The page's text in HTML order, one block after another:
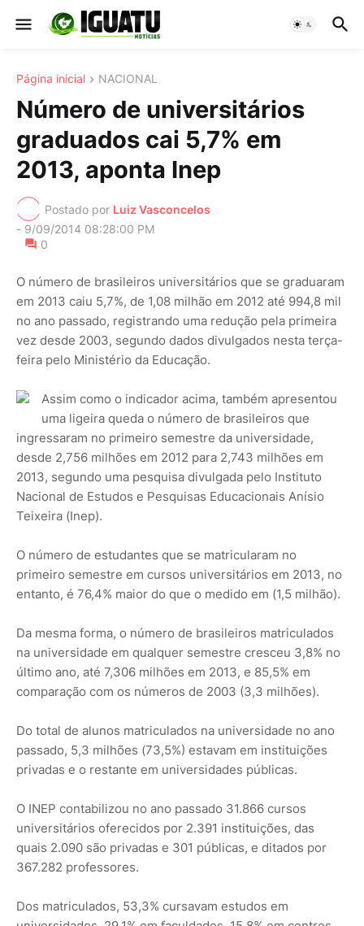
Página inicial NACIONAL
Número de universitários
graduados cai 5,7% em
2013, aponta Inep
Postado por Luiz Vasconcelos
- 9/09/2014 08:28:00 PM
0
O número de brasileiros universitários que se graduaram
em 2013 caiu 5,7%, de 1,08 milhão em 2012 até 994,8 mil
no ano passado, registrando uma redução pela primeira
vez desde 2003, segundo dados divulgados nesta terça-
feira pelo Ministério da Educação.
Assim como o indicador acima, também apresentou
uma ligeira queda o número de brasileiros que
ingressaram no primeiro semestre da universidade,
desde 2,756 milhões em 2012 para 2,743 milhões em
2013, segundo uma pesquisa divulgada pelo Instituto
Nacional de Estudos e Pesquisas Educacionais Anísio
Teixeira (Inep).
O número de estudantes que se matricularam no
primeiro semestre em cursos universitários em 2013, no
entanto, é 76,4% maior do que o medido em (1,5 milhão).
Da mesma forma, o número de brasileiros matriculados
na universidade em qualquer semestre cresceu 3,8% no
último ano, até 7,306 milhões em 2013, e 85,5% em
comparação com os números de 2003 (3,3 milhões).
Do total de alunos matriculados na universidade no ano
passado, 5,3 milhões (73,5%) estavam em instituições
privadas e o restante em universidades públicas.
O INEP contabilizou no ano passado 31.866 cursos
universitários oferecidos por 2.391 instituições, das
quais 2.090 são privadas e 301 públicas, e ditados por
367.282 professores.
Dos matriculados, 53,3% cursavam estudos em